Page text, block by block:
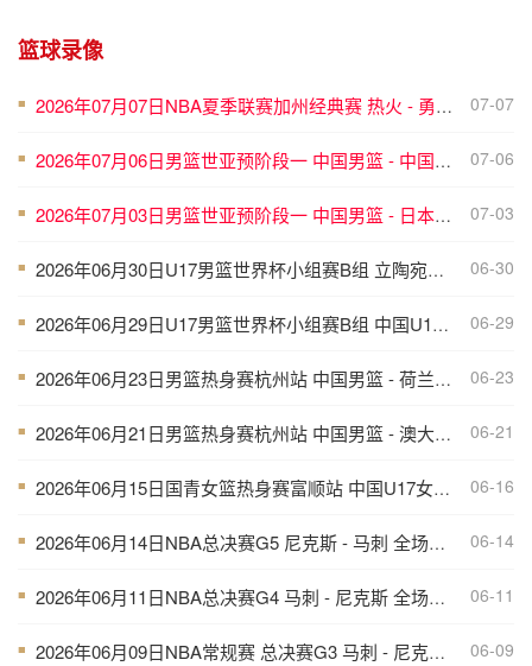
篮球录像
■ 2026年07月07日NBA夏季联赛加州经典赛 热火 - 勇士 全场录像 07-07
■ 2026年07月06日男篮世亚预阶段一 中国男篮 - 中国台北男篮 全场录像 07-06
■ 2026年07月03日男篮世亚预阶段一 中国男篮 - 日本男篮 全场录像 07-03
■ 2026年06月30日U17男篮世界杯小组赛B组 立陶宛U17男篮 - 中国U17男篮 全场录像 06-30
■ 2026年06月29日U17男篮世界杯小组赛B组 中国U17男篮 - 加拿大U17男篮 录像 06-29
■ 2026年06月23日男篮热身赛杭州站 中国男篮 - 荷兰男篮 全场录像 06-23
■ 2026年06月21日男篮热身赛杭州站 中国男篮 - 澳大利亚男篮 全场录像 06-21
■ 2026年06月15日国青女篮热身赛富顺站 中国U17女篮 - 伏伊伏丁那女篮 全场录像 06-16
■ 2026年06月14日NBA总决赛G5 尼克斯 - 马刺 全场录像 06-14
■ 2026年06月11日NBA总决赛G4 马刺 - 尼克斯 全场录像 06-11
■ 2026年06月09日NBA常规赛 总决赛G3 马刺 - 尼克斯 全场录像 06-09